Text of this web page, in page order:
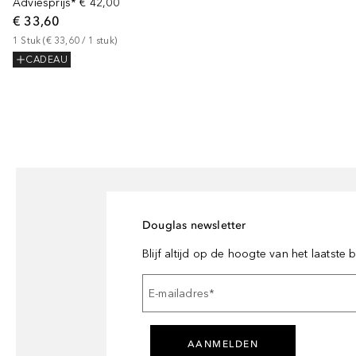
Adviesprijs* € 42,00
€ 33,60
1 Stuk (€ 33,60 / 1 stuk)
CADEAU
Douglas newsletter
Blijf altijd op de hoogte van het laatste
E-mailadres*
AANMELDEN